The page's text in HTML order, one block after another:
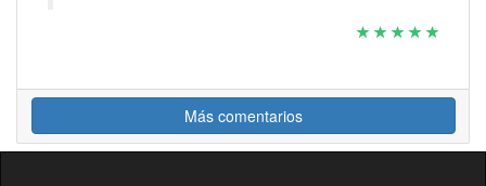
Más comentarios